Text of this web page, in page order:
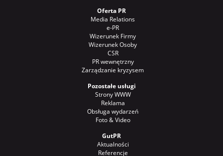
Oferta PR
Media Relations
e-PR
Wizerunek Firmy
Wizerunek Osoby
CSR
PR wewnętrzny
Zarządzanie kryzysem
Pozostałe usługi
Strony WWW
Reklama
Obsługa wydarzeń
Foto & Video
GutPR
Aktualności
Referencje